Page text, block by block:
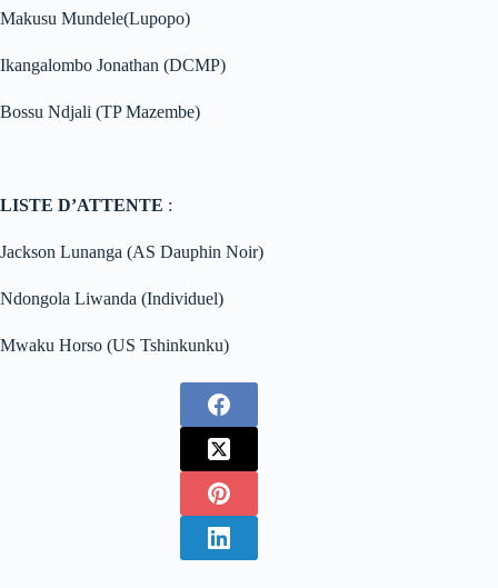
Makusu Mundele(Lupopo)
Ikangalombo Jonathan (DCMP)
Bossu Ndjali (TP Mazembe)
LISTE D’ATTENTE :
Jackson Lunanga (AS Dauphin Noir)
Ndongola Liwanda (Individuel)
Mwaku Horso (US Tshinkunku)